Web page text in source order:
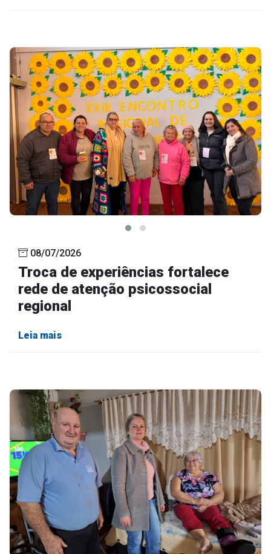
08/07/2026
Troca de experiências fortalece
rede de atenção psicossocial
regional
Leia mais